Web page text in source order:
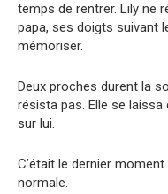
temps de rentrer. Lily ne
papa, ses doigts suivant
mémoriser.
Deux proches durent la
résista pas. Elle se
sur lui.
C’était le dernier
normale.